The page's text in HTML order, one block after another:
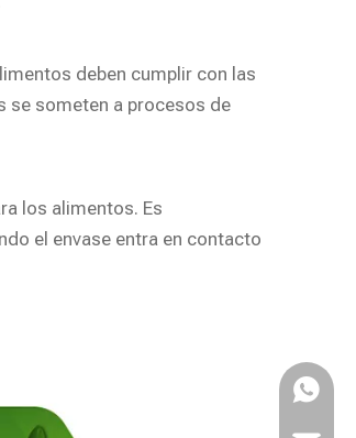
deben cumplir con las
se someten a procesos de
los alimentos. Es
el envase entra en contacto